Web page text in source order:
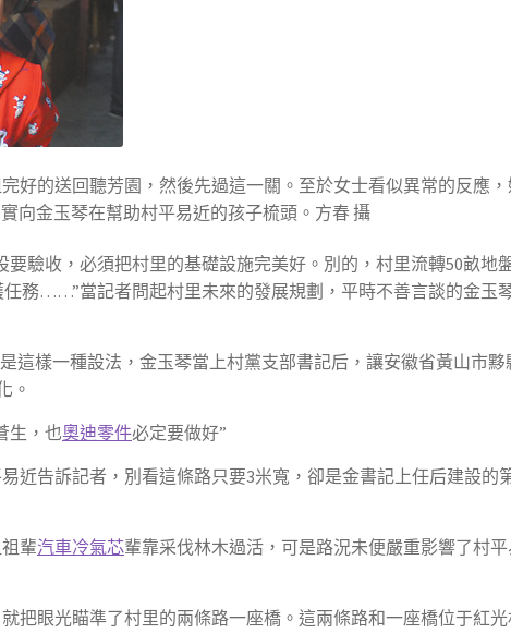
的送回聽芳園，然後先過這一關。至於女士看似異常的反應，
向金玉琴在幫助村平易近的孩子梳頭。方春 攝
要驗收，必須把村里的基礎設施完美好。別的，村里流轉50畝地
務……”當記者問起村里未來的發展規劃，平時不善言談的金玉
這樣一種設法，金玉琴當上村黨支部書記后，讓安徽省黃山市黟
。
生，也奧迪零件必定要做好”
近告訴記者，別看這條路只要3米寬，卻是金書記上任后建設的
輩汽車冷氣芯輩靠采伐林木過活，可是路況未便嚴重影響了村平
把眼光瞄準了村里的兩條路一座橋。這兩條路和一座橋位于紅